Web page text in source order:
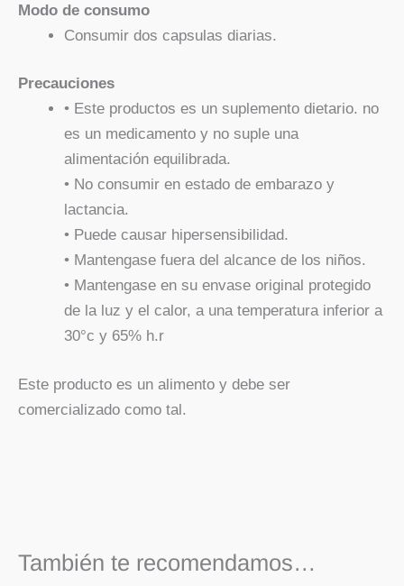
Modo de consumo
Consumir dos capsulas diarias.
Precauciones
• Este productos es un suplemento dietario. no
es un medicamento y no suple una
alimentación equilibrada.
• No consumir en estado de embarazo y
lactancia.
• Puede causar hipersensibilidad.
• Mantengase fuera del alcance de los niños.
• Mantengase en su envase original protegido
de la luz y el calor, a una temperatura inferior a
30°c y 65% h.r
Este producto es un alimento y debe ser
comercializado como tal.
También te recomendamos…